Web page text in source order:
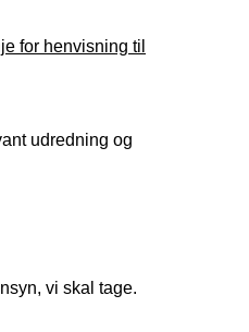
for henvisning til
udredning og
vi skal tage.